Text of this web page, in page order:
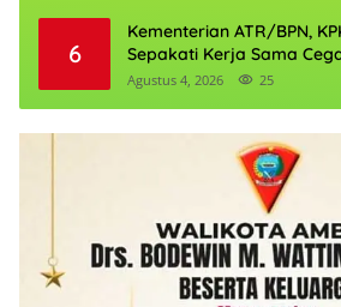
6
Kementerian ATR/BPN,
Sepakati Kerja Sama
Penguatan Ekonomi
Agustus 4, 2026 25